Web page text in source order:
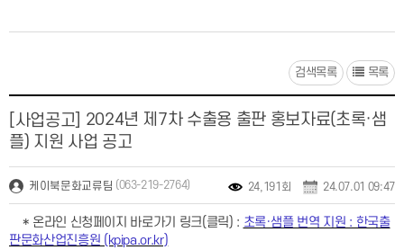
검색목록 목록
[사업공고]
2024년 제7차 수출용 출판 홍보자료(초록·샘
플) 지원 사업 공고
케이북문화교류팀 (063-219-2764) 24,191회 24.07.01 09:47
* 온라인 신청페이지 바로가기 링크(클릭) : 초록·샘플 번역 지원 : 한국출
판문화산업진흥원 (kpipa.or.kr)